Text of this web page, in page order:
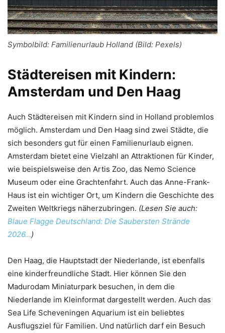
Symbolbild: Familienurlaub Holland (Bild: Pexels)
Städtereisen mit Kindern:
Amsterdam und Den Haag
Auch Städtereisen mit Kindern sind in Holland problemlos
möglich. Amsterdam und Den Haag sind zwei Städte, die
sich besonders gut für einen Familienurlaub eignen.
Amsterdam bietet eine Vielzahl an Attraktionen für Kinder,
wie beispielsweise den Artis Zoo, das Nemo Science
Museum oder eine Grachtenfahrt. Auch das Anne-Frank-
Haus ist ein wichtiger Ort, um Kindern die Geschichte des
Zweiten Weltkriegs näherzubringen. (Lesen Sie auch:
Blaue Flagge Deutschland: Die Saubersten Strände
2026…)
Den Haag, die Hauptstadt der Niederlande, ist ebenfalls
eine kinderfreundliche Stadt. Hier können Sie den
Madurodam Miniaturpark besuchen, in dem die
Niederlande im Kleinformat dargestellt werden. Auch das
Sea Life Scheveningen Aquarium ist ein beliebtes
Ausflugsziel für Familien. Und natürlich darf ein Besuch